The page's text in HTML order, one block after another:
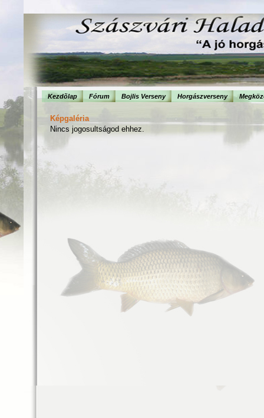
Kezdõlap Fórum Bojlis Verseny Horgászverseny
Képgaléria
Nincs jogosultságod ehhez.